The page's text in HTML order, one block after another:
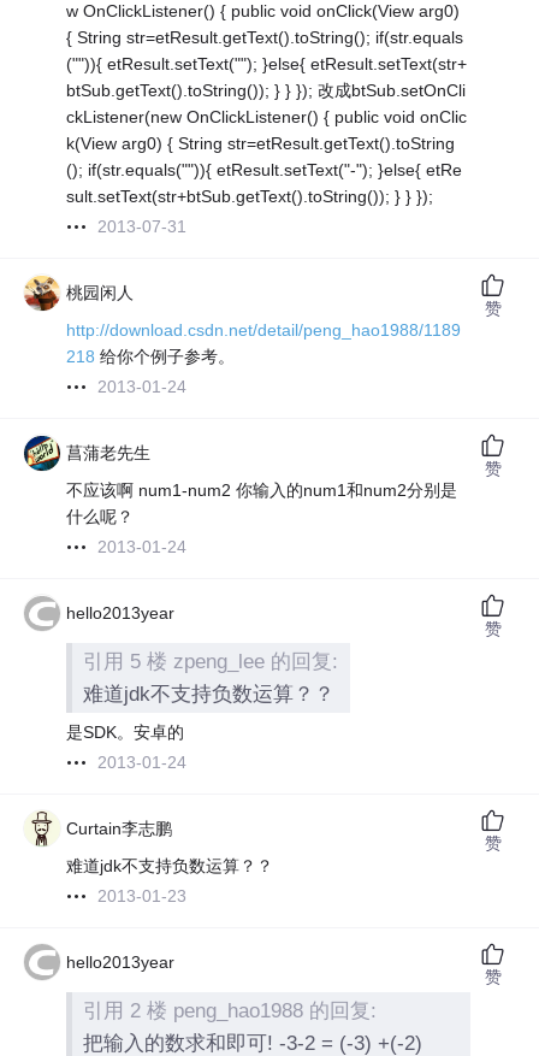
w OnClickListener() { public void onClick(View arg0)
{ String str=etResult.getText().toString(); if(str.equals
("")){ etResult.setText(""); }else{ etResult.setText(str+
btSub.getText().toString()); } } }); 改成btSub.setOnCli
ckListener(new OnClickListener() { public void onClic
k(View arg0) { String str=etResult.getText().toString
(); if(str.equals("")){ etResult.setText("-"); }else{ etRe
sult.setText(str+btSub.getText().toString()); } } });
2013-07-31
桃园闲人
http://download.csdn.net/detail/peng_hao1988/1189
218 给你个例子参考。
2013-01-24
赞
菖蒲老先生
不应该啊 num1-num2 你输入的num1和num2分别是
什么呢？
2013-01-24
赞
hello2013year
引用 5 楼 zpeng_lee 的回复:
难道jdk不支持负数运算？？
是SDK。安卓的
2013-01-24
赞
Curtain李志鹏
难道jdk不支持负数运算？？
2013-01-23
赞
hello2013year
引用 2 楼 peng_hao1988 的回复:
把输入的数求和即可! -3-2 = (-3) +(-2)
赞